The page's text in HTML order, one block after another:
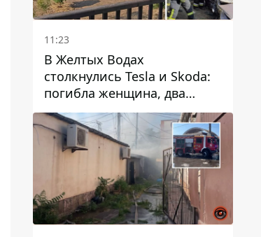
11:23
В Желтых Водах
столкнулись Tesla и Skoda:
погибла женщина, два
человека пострадали